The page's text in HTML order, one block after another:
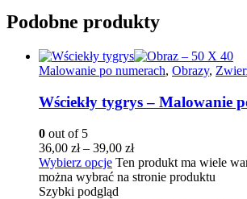
Podobne produkty
Malowanie po numerach, Obrazy,
Wściekły tygrys – Malowanie
0 out of 5
36,00 zł– 39,00 zł
Wybierz opcje Ten produkt ma wiele
można wybrać na stronie produktu
Szybki podgląd